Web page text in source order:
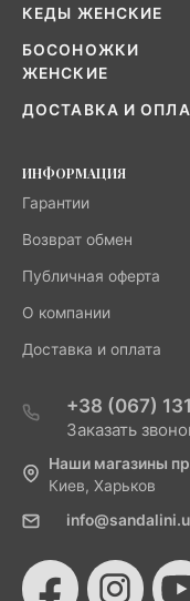
КЕДЫ ЖЕНСКИЕ
БОСОНОЖКИ
ЖЕНСКИЕ
ДОСТАВКА И
ИНФОРМАЦИЯ
Гарантии
Возврат обмен
Публичная оферта
О компании
Доставка и оплата
+38 (067)
Заказать
Наши магазины
Киев, Харьков